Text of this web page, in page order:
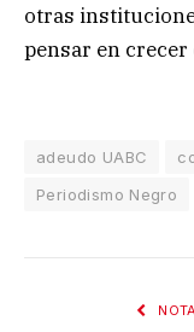
otras
pensar en
adeudo UABC
Periodismo Negro